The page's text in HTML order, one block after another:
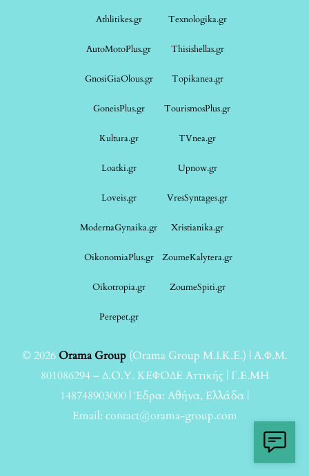
Athlitikes.gr Texnologika.gr
AutoMotoPlus.gr Thisishellas.gr
GnosiGiaOlous.gr Topikanea.gr
GoneisPlus.gr TourismosPlus.gr
Kultura.gr TVnea.gr
Loatki.gr Upnow.gr
Loveis.gr VresSyntages.gr
ModernaGynaika.gr Xristianika.gr
OikonomiaPlus.gr ZoumeKalytera.gr
Oikotropia.gr ZoumeSpiti.gr
Perepet.gr
© 2026Orama Group(Orama Group Μ.Ι.Κ.Ε.) | Α.Φ.Μ.
801086294 – Δ.Ο.Υ. ΚΕΦΟΔΕ Αττικής | Γ.Ε.ΜΗ
148748903000 | Έδρα: Αθήνα, Ελλάδα |
Email: contact@orama-group.com